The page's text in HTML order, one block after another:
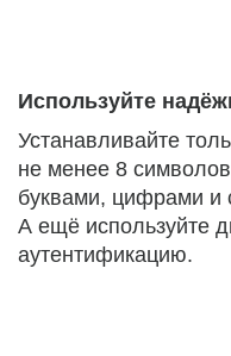
Используйте
Устанавливайте
не менее 8
буквами, цифрами и
А ещё используйте
аутентификацию.